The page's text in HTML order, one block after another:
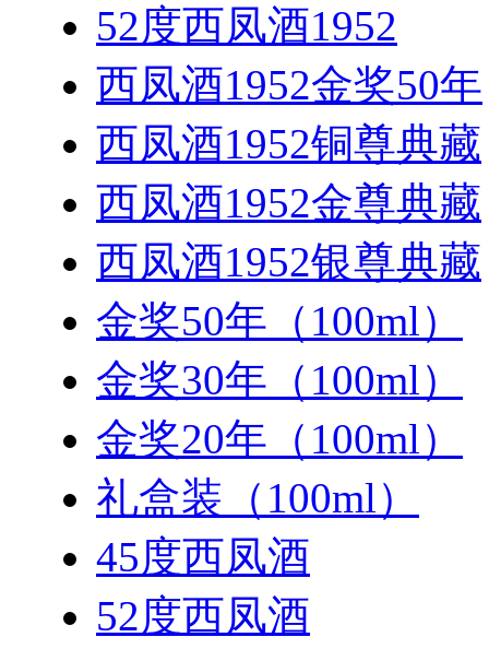
52度西凤酒1952
西凤酒1952金奖50年
西凤酒1952铜尊典藏
西凤酒1952金尊典藏
西凤酒1952银尊典藏
金奖50年（100ml）
金奖30年（100ml）
金奖20年（100ml）
礼盒装（100ml）
45度西凤酒
52度西凤酒